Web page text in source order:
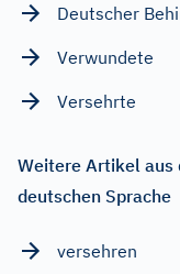
Deutscher
Verwundete
Versehrte
Weitere Artikel aus
deutschen Sprache
versehren